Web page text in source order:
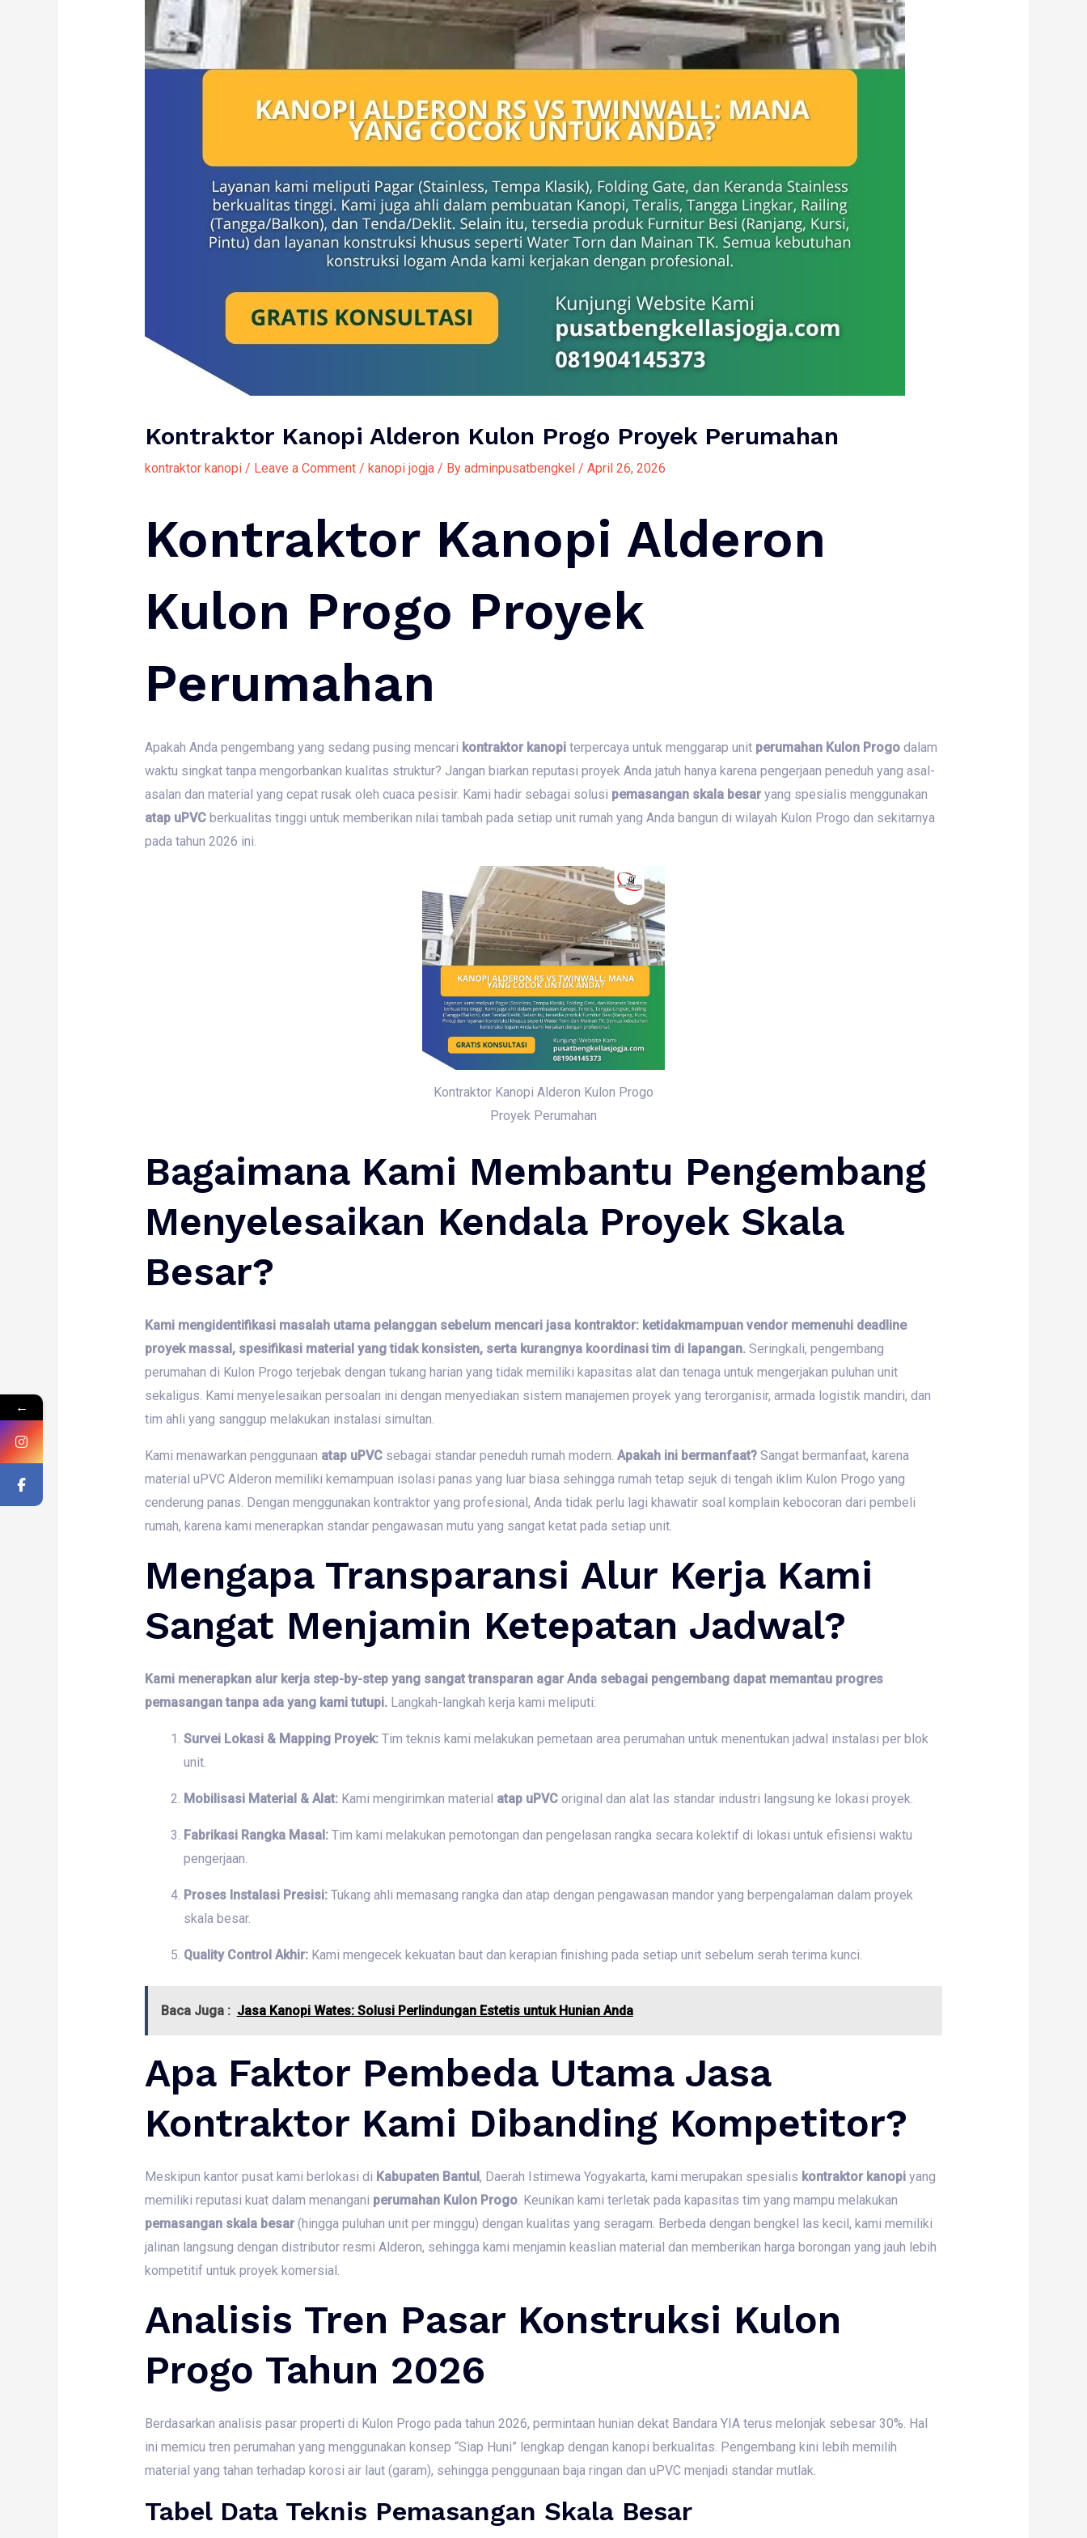
Kontraktor Kanopi Alderon Kulon Progo Proyek Perumahan
kontraktor kanopi/ Leave a Comment / kanopi jogja/ By adminpusatbengkel / April 26, 2026
Kontraktor Kanopi Alderon
Kulon Progo Proyek
Perumahan
Apakah Anda pengembang yang sedang pusing mencari kontraktor kanopiterpercaya untuk menggarap unit perumahan Kulon Progodalam
waktu singkat tanpa mengorbankan kualitas struktur? Jangan biarkan reputasi proyek Anda jatuh hanya karena pengerjaan peneduh yang asal-
asalan dan material yang cepat rusak oleh cuaca pesisir. Kami hadir sebagai solusi pemasangan skala besaryang spesialis menggunakan
atap uPVCberkualitas tinggi untuk memberikan nilai tambah pada setiap unit rumah yang Anda bangun di wilayah Kulon Progo dan sekitarnya
pada tahun 2026 ini.
Kontraktor Kanopi Alderon Kulon Progo
Proyek Perumahan
Bagaimana Kami Membantu Pengembang
Menyelesaikan Kendala Proyek Skala
Besar?
Kami mengidentifikasi masalah utama pelanggan sebelum mencari jasa kontraktor: ketidakmampuan vendor memenuhi deadline
proyek massal, spesifikasi material yang tidak konsisten, serta kurangnya koordinasi tim di lapangan.Seringkali, pengembang
perumahan di Kulon Progo terjebak dengan tukang harian yang tidak memiliki kapasitas alat dan tenaga untuk mengerjakan puluhan unit
sekaligus. Kami menyelesaikan persoalan ini dengan menyediakan sistem manajemen proyek yang terorganisir, armada logistik mandiri, dan
tim ahli yang sanggup melakukan instalasi simultan.
Kami menawarkan penggunaan atap uPVCsebagai standar peneduh rumah modern. Apakah ini bermanfaat?Sangat bermanfaat, karena
material uPVC Alderon memiliki kemampuan isolasi panas yang luar biasa sehingga rumah tetap sejuk di tengah iklim Kulon Progo yang
cenderung panas. Dengan menggunakan kontraktor yang profesional, Anda tidak perlu lagi khawatir soal komplain kebocoran dari pembeli
rumah, karena kami menerapkan standar pengawasan mutu yang sangat ketat pada setiap unit.
Mengapa Transparansi Alur Kerja Kami
Sangat Menjamin Ketepatan Jadwal?
Kami menerapkan alur kerja step-by-step yang sangat transparan agar Anda sebagai pengembang dapat memantau progres
pemasangan tanpa ada yang kami tutupi.Langkah-langkah kerja kami meliputi:
Survei Lokasi & Mapping Proyek:Tim teknis kami melakukan pemetaan area perumahan untuk menentukan jadwal instalasi per blok
unit.
Mobilisasi Material & Alat:Kami mengirimkan material atap uPVCoriginal dan alat las standar industri langsung ke lokasi proyek.
Fabrikasi Rangka Masal:Tim kami melakukan pemotongan dan pengelasan rangka secara kolektif di lokasi untuk efisiensi waktu
pengerjaan.
Proses Instalasi Presisi:Tukang ahli memasang rangka dan atap dengan pengawasan mandor yang berpengalaman dalam proyek
skala besar.
Quality Control Akhir:Kami mengecek kekuatan baut dan kerapian finishing pada setiap unit sebelum serah terima kunci.
Baca Juga : Jasa Kanopi Wates: Solusi Perlindungan Estetis untuk Hunian Anda
Apa Faktor Pembeda Utama Jasa
Kontraktor Kami Dibanding Kompetitor?
Meskipun kantor pusat kami berlokasi di Kabupaten Bantul, Daerah Istimewa Yogyakarta, kami merupakan spesialis kontraktor kanopiyang
memiliki reputasi kuat dalam menangani perumahan Kulon Progo. Keunikan kami terletak pada kapasitas tim yang mampu melakukan
pemasangan skala besar(hingga puluhan unit per minggu) dengan kualitas yang seragam. Berbeda dengan bengkel las kecil, kami memiliki
jalinan langsung dengan distributor resmi Alderon, sehingga kami menjamin keaslian material dan memberikan harga borongan yang jauh lebih
kompetitif untuk proyek komersial.
Analisis Tren Pasar Konstruksi Kulon
Progo Tahun 2026
Berdasarkan analisis pasar properti di Kulon Progo pada tahun 2026, permintaan hunian dekat Bandara YIA terus melonjak sebesar 30%. Hal
ini memicu tren perumahan yang menggunakan konsep “Siap Huni” lengkap dengan kanopi berkualitas. Pengembang kini lebih memilih
material yang tahan terhadap korosi air laut (garam), sehingga penggunaan baja ringan dan uPVC menjadi standar mutlak.
Tabel Data Teknis Pemasangan Skala Besar
←